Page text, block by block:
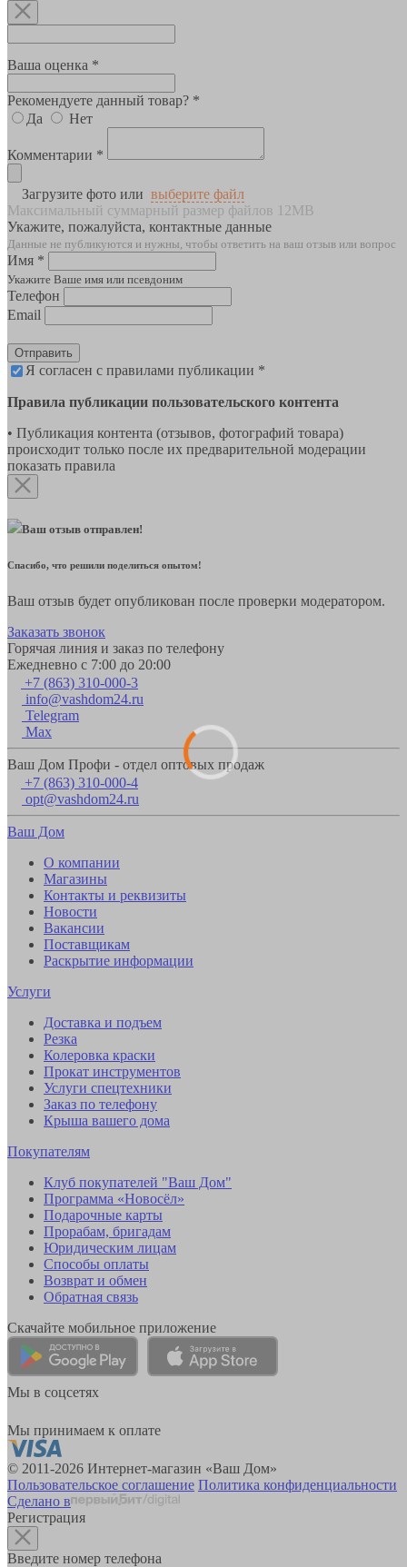
Ваша оценка *
Рекомендуете данный товар? *
Да
Нет
Комментарии *
Загрузите фото или выберите файл
Максимальный суммарный размер файлов 12MB
Укажите, пожалуйста, контактные данные
Данные не публикуются и нужны, чтобы ответить на ваш отзыв или вопрос
Имя *
Укажите Ваше имя или псевдоним
Телефон
Email
Отправить
Я согласен с правилами публикации *
Правила публикации пользовательского контента
• Публикация контента (отзывов, фотографий товара)
происходит только после их предварительной модерации
показать правила
Ваш отзыв отправлен!
Спасибо, что решили поделиться опытом!
Ваш отзыв будет опубликован после проверки модератором.
Заказать звонок
Горячая линия и заказ по телефону
Ежедневно с 7:00 до 20:00
+7 (863) 310-000-3
info@vashdom24.ru
Telegram
Max
Ваш Дом Профи - отдел оптовых продаж
+7 (863) 310-000-4
opt@vashdom24.ru
Ваш Дом
О компании
Магазины
Контакты и реквизиты
Новости
Вакансии
Поставщикам
Раскрытие информации
Услуги
Доставка и подъем
Резка
Колеровка краски
Прокат инструментов
Услуги спецтехники
Заказ по телефону
Крыша вашего дома
Покупателям
Клуб покупателей "Ваш Дом"
Программа «Новосёл»
Подарочные карты
Прорабам, бригадам
Юридическим лицам
Способы оплаты
Возврат и обмен
Обратная связь
Скачайте мобильное приложение
Мы в соцсетях
Мы принимаем к оплате
© 2011-2026 Интернет-магазин «Ваш Дом»
Пользовательское соглашение Политика конфиденциальности
Сделано в
Регистрация
Введите номер телефона